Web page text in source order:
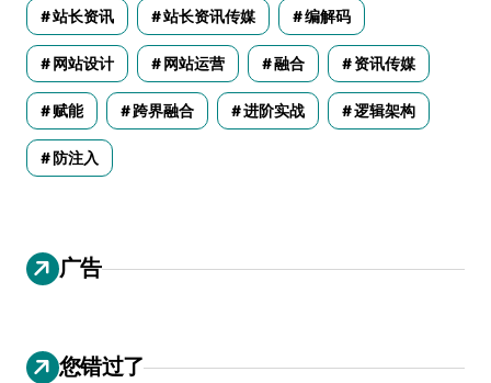
站长资讯 站长资讯传媒 编解码
网站设计 网站运营 融合 资讯传媒
赋能 跨界融合 进阶实战 逻辑架构
防注入
广告
您错过了